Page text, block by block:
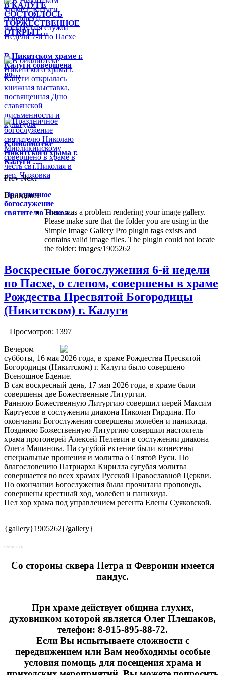
В КАЛУГЕ
СОСТОЯЛОСЬ
ТОРЖЕСТВЕННОЕ
ОТКРЫТ…
В Никитском храме г.
Калуги совершена
во…
В библиотеке
Никитского храма г.
Калуги …
Праздничное
богослужение
святителю Никол…
Prev Next
Внимание
There was a problem rendering your image gallery.
Please make sure that the folder you are using in the
Simple Image Gallery Pro plugin tags exists and
contains valid image files. The plugin could not locate
the folder: images/1905262
Воскресные богослужения 6-й недели
по Пасхе, о слепом, совершены в храме
Рождества Пресвятой Богородицы
(Никитском) г. Калуги
| Просмотров: 1397
Вечером
субботы, 16 мая 2026 года, в храме Рождества Пресвятой
Богородицы (Никитском) г. Калуги было совершено
Всенощное Бдение.
В сам воскресный день, 17 мая 2026 года, в храме были
совершены две Божественные Литургии.
Раннюю Божественную Литургию совершил иерей Максим
Картуесов в сослужении диакона Николая Гирдина. По
окончании Богослужения совершены молебен и панихида.
Позднюю Божественную Литургию совершил настоятель
храма протоиерей Алексей Пелевин в сослужении диакона
Олега Машанова. На сугубой ектение были вознесены
специальные прошения и молитва о Святой Руси. По
благословению Патриарха Кирилла сугубая молитва
совершается во всех храмах Русской Православной Церкви.
По окончании Богослужения была прочитана проповедь,
совершены крестный ход, молебен и панихида.
Пел хор храма под управлением регента Елены Суяковской.
{gallery}1905262{/gallery}
Social Like
Cо стороны сквера Петра и Февронии имеется
пандус.
При храме действует община глухих,
духовником которой является Олег Плешаков,
телефон: 8-915-895-88-72.
Если Вы испытываете сложности с
передвижением или Вам необходимы особые
условия помощь для посещения храма и